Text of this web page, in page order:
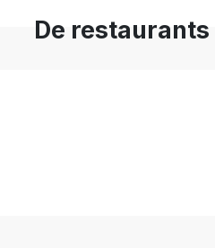
De